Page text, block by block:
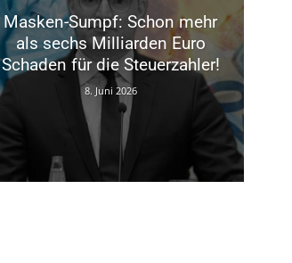
Masken-Sumpf: Schon mehr
als sechs Milliarden Euro
Schaden für die Steuerzahler!
8. Juni 2026